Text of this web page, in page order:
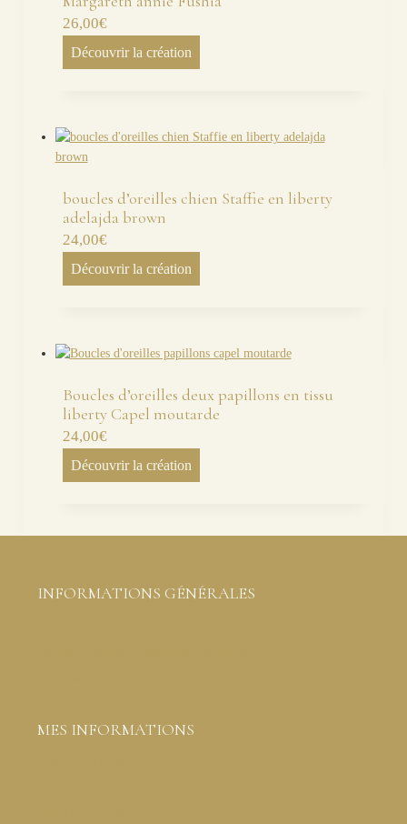
26,00€
Découvrir la création
boucles d’oreilles chien Staffie en liberty
adelajda brown
24,00€
Découvrir la création
Boucles d’oreilles deux papillons en tissu
liberty Capel moutarde
24,00€
Découvrir la création
INFORMATIONS GÉNÉRALES
MES INFORMATIONS